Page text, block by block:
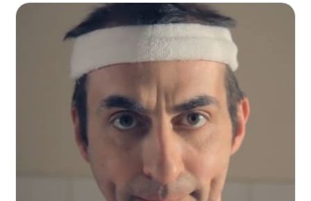
Relations familiales